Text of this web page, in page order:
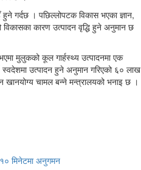
गर्दछ । पछिल्लोपटक विकास भएका ज्ञान,
कारण उत्पादन वृद्धि हुने अनुमान छ
मुलुकको कूल गार्हस्थ्य उत्पादनमा एक
उत्पादन हुने अनुमान गरिएको ६० लाख
चामल बन्ने मन्त्रालयको भनाइ छ ।